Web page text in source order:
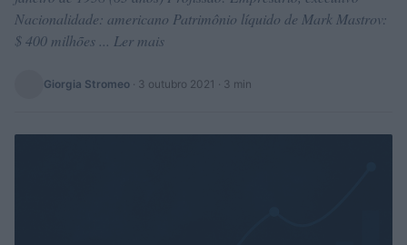
Nacionalidade: americano Patrimônio líquido de Mark Mastrov:
$ 400 milhões ... Ler mais
Giorgia Stromeo · 3 outubro 2021 · 3 min